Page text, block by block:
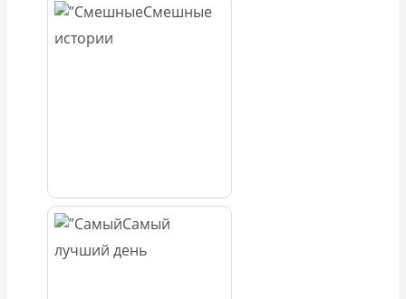
Смешные
истории
Самый
лучший день